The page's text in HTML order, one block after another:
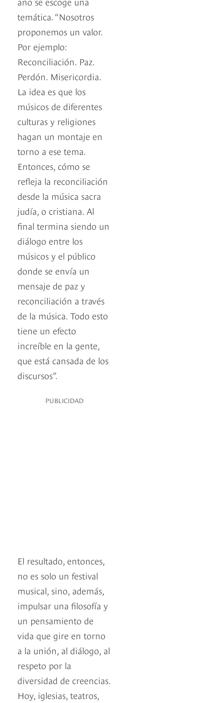
temática. “Nosotros
proponemos un valor.
Por ejemplo:
Reconciliación. Paz.
Perdón. Misericordia.
La idea es que los
músicos de diferentes
culturas y religiones
hagan un montaje en
torno a ese tema.
Entonces, cómo se
refleja la reconciliación
desde la música sacra
judía, o cristiana. Al
final termina siendo un
diálogo entre los
músicos y el público
donde se envía un
mensaje de paz y
reconciliación a través
de la música. Todo esto
tiene un efecto
increíble en la gente,
que está cansada de los
discursos”.
PUBLICIDAD
El resultado, entonces,
no es solo un festival
musical, sino, además,
impulsar una filosofía y
un pensamiento de
vida que gire en torno
a la unión, al diálogo, al
respeto por la
diversidad de creencias.
Hoy, iglesias, teatros,